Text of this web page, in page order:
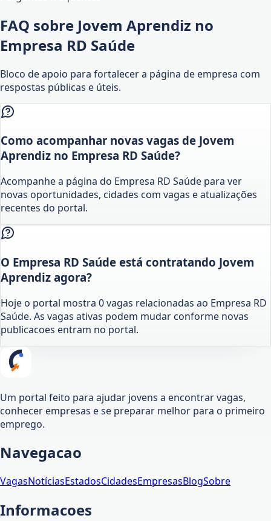
FAQ sobre Jovem Aprendiz no
Empresa RD Saúde
Bloco de apoio para fortalecer a página de empresa com
respostas públicas e úteis.
Como acompanhar novas vagas de Jovem
Aprendiz no Empresa RD Saúde?
Acompanhe a página do Empresa RD Saúde para ver
novas oportunidades, cidades com vagas e atualizações
recentes do portal.
O Empresa RD Saúde está contratando Jovem
Aprendiz agora?
Hoje o portal mostra 0 vagas relacionadas ao Empresa RD
Saúde. As vagas ativas podem mudar conforme novas
publicacoes entram no portal.
Um portal feito para ajudar jovens a encontrar vagas,
conhecer empresas e se preparar melhor para o primeiro
emprego.
Navegacao
VagasNotíciasEstadosCidadesEmpresasBlogSobre
Informacoes